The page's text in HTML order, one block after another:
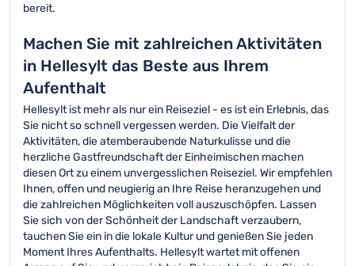
bereit.
Machen Sie mit zahlreichen Aktivitäten
in Hellesylt das Beste aus Ihrem
Aufenthalt
Hellesylt ist mehr als nur ein Reiseziel - es ist ein Erlebnis, das
Sie nicht so schnell vergessen werden. Die Vielfalt der
Aktivitäten, die atemberaubende Naturkulisse und die
herzliche Gastfreundschaft der Einheimischen machen
diesen Ort zu einem unvergesslichen Reiseziel. Wir empfehlen
Ihnen, offen und neugierig an Ihre Reise heranzugehen und
die zahlreichen Möglichkeiten voll auszuschöpfen. Lassen
Sie sich von der Schönheit der Landschaft verzaubern,
tauchen Sie ein in die lokale Kultur und genießen Sie jeden
Moment Ihres Aufenthalts. Hellesylt wartet mit offenen